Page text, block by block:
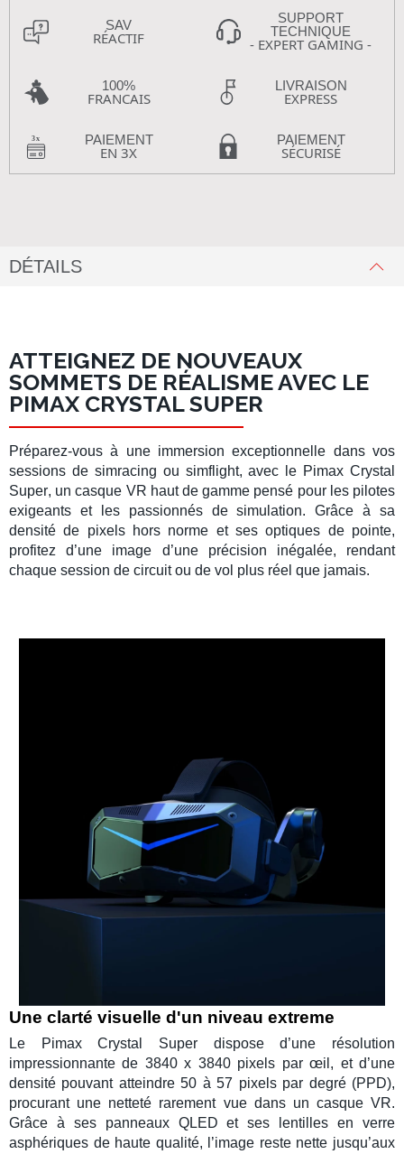
SAV
RÉACTIF
SUPPORT
TECHNIQUE
- EXPERT GAMING -
100%
FRANCAIS
LIVRAISON
EXPRESS
PAIEMENT
EN 3X
PAIEMENT
SÉCURISÉ
DÉTAILS
ATTEIGNEZ DE NOUVEAUX
SOMMETS DE RÉALISME AVEC LE
PIMAX CRYSTAL SUPER
Préparez-vous à une immersion exceptionnelle dans vos
sessions de simracing ou simflight, avec le Pimax Crystal
Super, uncasque VR haut de gamme pensé pour les pilotes
exigeants et les passionnés desimulation. Grâce à sa
densité de pixels hors norme et ses optiques de pointe,
profitez d’une image d’une précision inégalée, rendant
chaque session de circuit ou de vol plus réel que jamais.
Une clarté visuelle d'un niveau extreme
Le Pimax Crystal Super dispose d’une résolution
impressionnante de 3840 x 3840 pixels par œil, et d’une
densité pouvant atteindre 50 à 57 pixels par degré (PPD),
procurant une netteté rarement vue dans un casque VR.
Grâce à ses panneaux QLED et ses lentilles enverre
asphériques de haute qualité, l’image reste nette jusqu’aux